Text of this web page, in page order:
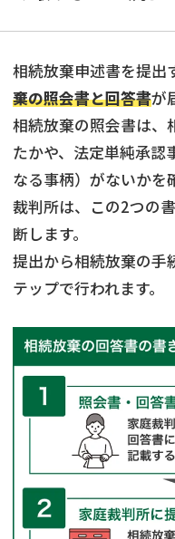
相続放棄申述書を提出
棄の照会書と回答書が
相続放棄の照会書は、
たかや、法定単純承認
なる事柄）がないかを
裁判所は、この2つの
断します。
提出から相続放棄の手
テップで行われます。